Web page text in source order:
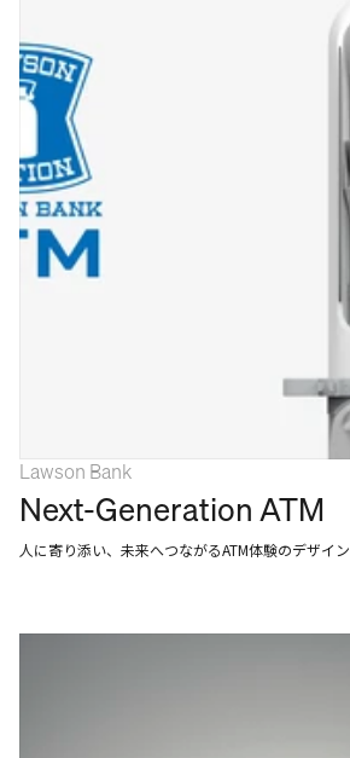
Lawson Bank
Next-Generation ATM
人に寄り添い、未来へつながるATM体験のデザイン